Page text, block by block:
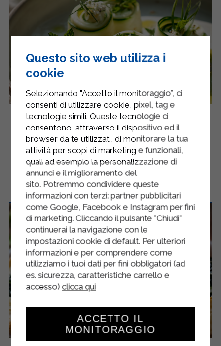
INVOLTINI DI ZUCCHINE GRIGLIATE CON
RICOTTA E MENTA
Facile 4 30 Minuti
Questo sito web utilizza i
cookie
Selezionando "Accetto il monitoraggio", ci
consenti di utilizzare cookie, pixel, tag e
tecnologie simili. Queste tecnologie ci
consentono, attraverso il dispositivo ed il
browser da te utilizzati, di monitorare la tua
attività per scopi di marketing e funzionali,
quali ad esempio la personalizzazione di
annunci e il miglioramento del
sito. Potremmo condividere queste
informazioni con terzi: partner pubblicitari
come Google, Facebook e Instagram per fini
di marketing. Cliccando il pulsante "Chiudi"
continuerai la navigazione con le
impostazioni cookie di default. Per ulteriori
informazioni e per comprendere come
utilizziamo i tuoi dati per fini obbligatori (ad
es. sicurezza, caratteristiche carrello e
accesso) clicca qui
ACCETTO IL
MONITORAGGIO